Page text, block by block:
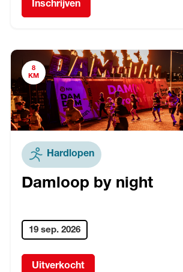
Inschrijven
8
KM
Hardlopen
Damloop by night
19 sep. 2026
Uitverkocht